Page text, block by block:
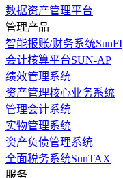
数据资产管理平台
管理产品
智能报账/财务系统SunFI
会计核算平台SUN-AP
绩效管理系统
资产管理核心业务系统
管理会计系统
实物管理系统
资产负债管理系统
全面税务系统SunTAX
服务